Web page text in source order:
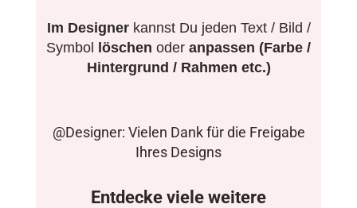
Im Designerkannst Du jeden Text / Bild /
Symbol löschen oder anpassen (Farbe /
Hintergrund / Rahmen etc.)
@Designer: Vielen Dank für die Freigabe
Ihres Designs
Entdecke viele weitere